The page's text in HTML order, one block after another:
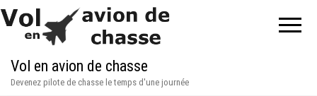
Vol en avion de chasse
Devenez pilote de chasse le temps d'une journée